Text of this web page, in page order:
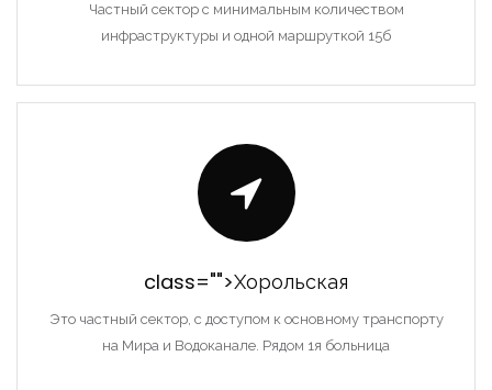
Частный сектор с минимальным количеством
инфраструктуры и одной маршруткой 15б
class="">Хорольская
Это частный сектор, с доступом к основному транспорту
на Мира и Водоканале. Рядом 1я больница